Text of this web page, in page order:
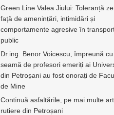
Green Line Valea Jiului: Toleranță
față de amenințări, intimidări și
comportamente agresive în
public
Dr.ing. Benor Voicescu, împreună
seamă de profesori emeriți ai
din Petroșani au fost onorați de
de Mine
Continuă asfaltările, pe mai multe
rutiere din Petroșani